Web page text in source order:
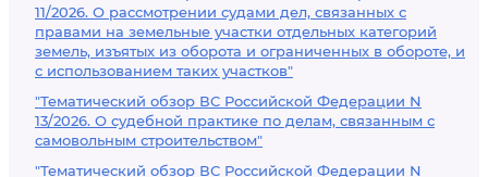
11/2026. О рассмотрении судами дел, связанных с
правами на земельные участки отдельных категорий
земель, изъятых из оборота и ограниченных в обороте, и
с использованием таких участков"
"Тематический обзор ВС Российской Федерации N
13/2026. О судебной практике по делам, связанным с
самовольным строительством"
"Тематический обзор ВС Российской Федерации N